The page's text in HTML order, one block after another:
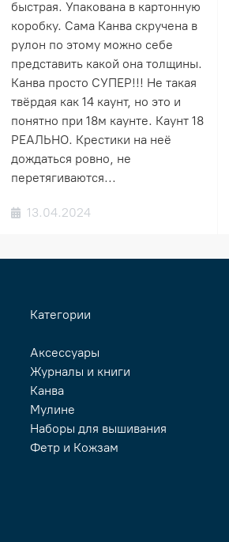
быстрая. Упакована в картонную
коробку. Сама Канва скручена в
рулон по этому можно себе
представить какой она толщины.
Канва просто СУПЕР!!! Не такая
твёрдая как 14 каунт, но это и
понятно при 18м каунте. Каунт 18
РЕАЛЬНО. Крестики на неё
дождаться ровно, не
перетягиваются...
13.04.2024
Категории
Аксессуары
Журналы и книги
Канва
Мулине
Наборы для вышивания
Фетр и Кожзам